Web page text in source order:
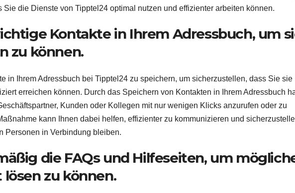
Sie die Dienste von Tipptel24 optimal nutzen und effizienter arbeiten können.
Kontakte in Ihrem Adressbuch, um
zu können.
in Ihrem Adressbuch bei Tipptel24 zu speichern, um sicherzustellen, dass Sie sie
erreichen können. Durch das Speichern von Kontakten in Ihrem Adressbuch
Kunden oder Kollegen mit nur wenigen Klicks anzurufen oder zu
kann Ihnen dabei helfen, effizienter zu kommunizieren und
Personen in Verbindung bleiben.
die FAQs und Hilfeseiten, um
zu können.